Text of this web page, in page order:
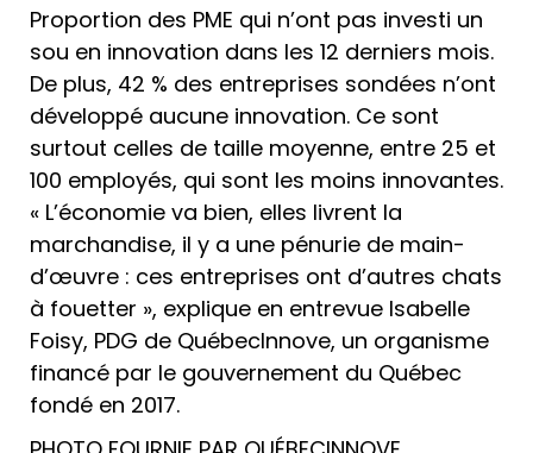
Proportion des PME qui n’ont pas investi un
sou en innovation dans les 12 derniers mois.
De plus, 42 % des entreprises sondées n’ont
développé aucune innovation. Ce sont
surtout celles de taille moyenne, entre 25 et
100 employés, qui sont les moins innovantes.
« L’économie va bien, elles livrent la
marchandise, il y a une pénurie de main-
d’œuvre : ces entreprises ont d’autres chats
à fouetter », explique en entrevue Isabelle
Foisy, PDG de QuébecInnove, un organisme
financé par le gouvernement du Québec
fondé en 2017.